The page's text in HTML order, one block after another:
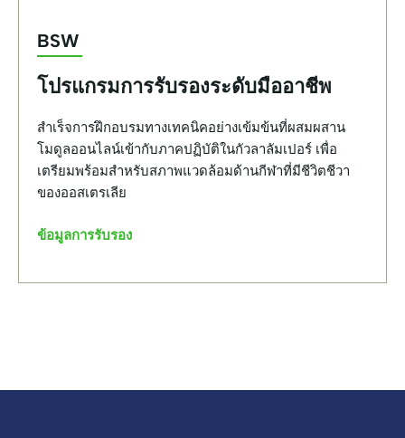
BSW
โปรแกรมการรับรองระดับมืออาชีพ
สำเร็จการฝึกอบรมทางเทคนิคอย่างเข้มข้นที่ผสมผสาน
โมดูลออนไลน์เข้ากับภาคปฏิบัติในกัวลาลัมเปอร์ เพื่อ
เตรียมพร้อมสำหรับสภาพแวดล้อมด้านกีฬาที่มีชีวิตชีวา
ของออสเตรเลีย
ข้อมูลการรับรอง